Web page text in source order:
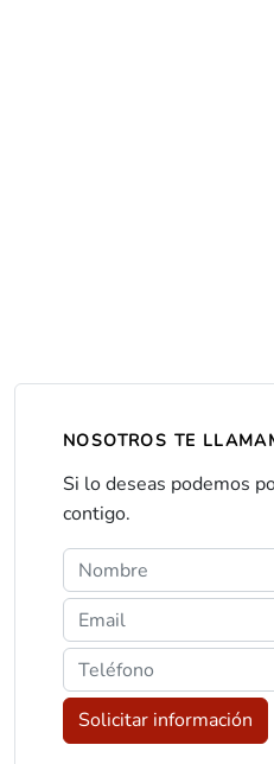
NOSOTROS TE
Si lo deseas podemos
contigo.